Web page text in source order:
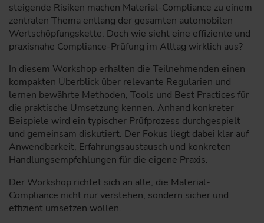
steigende Risiken machen Material-Compliance zu einem
zentralen Thema entlang der gesamten automobilen
Wertschöpfungskette. Doch wie sieht eine effiziente und
praxisnahe Compliance-Prüfung im Alltag wirklich aus?
In diesem Workshop erhalten die Teilnehmenden einen
kompakten Überblick über relevante Regularien und
lernen bewährte Methoden, Tools und Best Practices für
die praktische Umsetzung kennen. Anhand konkreter
Beispiele wird ein typischer Prüfprozess durchgespielt
und gemeinsam diskutiert. Der Fokus liegt dabei klar auf
Anwendbarkeit, Erfahrungsaustausch und konkreten
Handlungsempfehlungen für die eigene Praxis.
Der Workshop richtet sich an alle, die Material-
Compliance nicht nur verstehen, sondern sicher und
effizient umsetzen wollen.